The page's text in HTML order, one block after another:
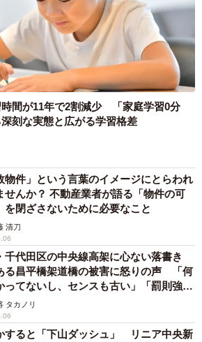
間が11年で2割減少 「家庭学習0分
刻な実態と広がる学習格差
物件」という言葉のイメージにとらわれ
せんか？ 不動産業者が語る「物件の可
を閉ざさないために必要なこと
清刀
千代田区の中央線高架に心ない落書き
る昌平橋架道橋の被害に怒りの声 「何
ってないし、センスも古い」「罰則強化
タカノリ
すると「下山ダッシュ」 リニア中央新